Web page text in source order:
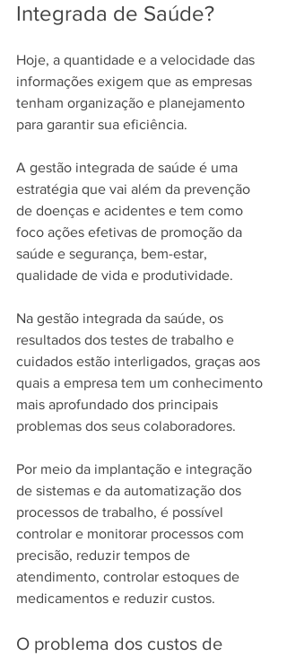
Integrada de Saúde?
Hoje, a quantidade e a velocidade das
informações exigem que as empresas
tenham organização e planejamento
para garantir sua eficiência.
A gestão integrada de saúde é uma
estratégia que vai além da prevenção
de doenças e acidentes e tem como
foco ações efetivas de promoção da
saúde e segurança, bem-estar,
qualidade de vida e produtividade.
Na gestão integrada da saúde, os
resultados dos testes de trabalho e
cuidados estão interligados, graças aos
quais a empresa tem um conhecimento
mais aprofundado dos principais
problemas dos seus colaboradores.
Por meio da implantação e integração
de sistemas e da automatização dos
processos de trabalho, é possível
controlar e monitorar processos com
precisão, reduzir tempos de
atendimento, controlar estoques de
medicamentos e reduzir custos.
O problema dos custos de